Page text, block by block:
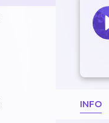
INFO